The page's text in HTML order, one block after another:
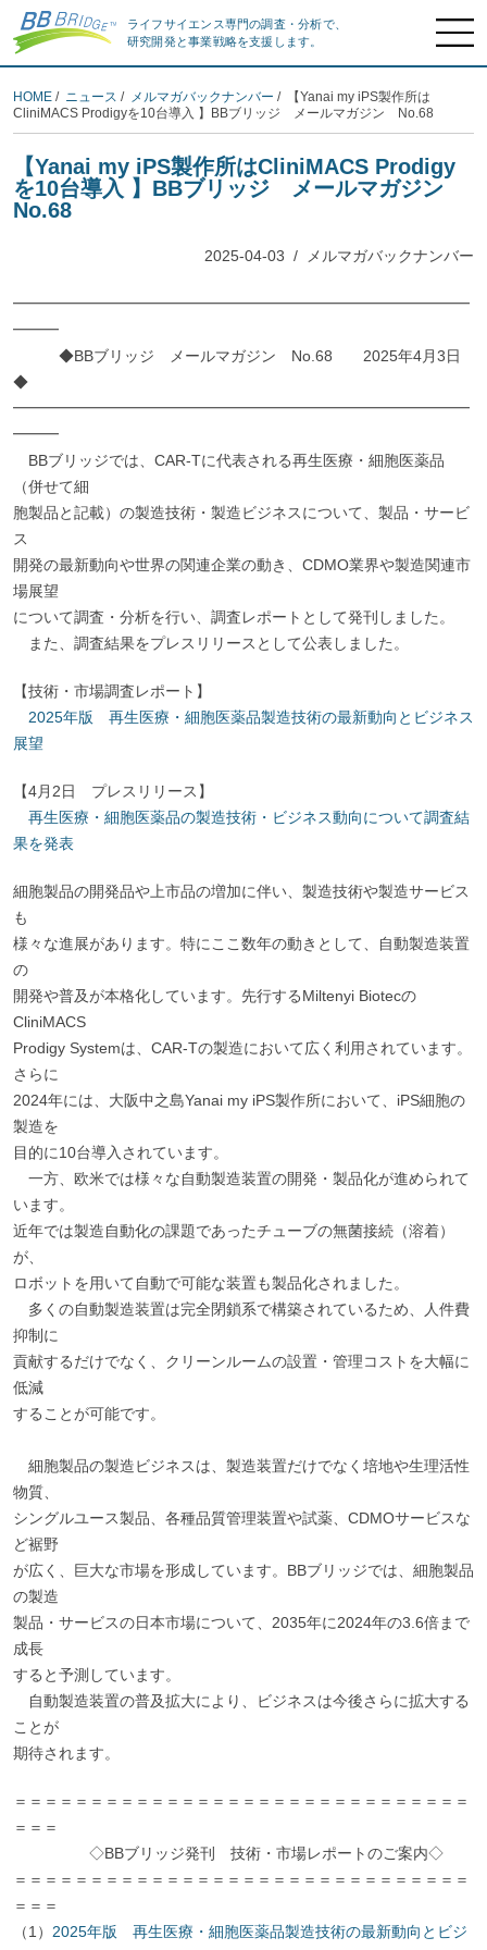
ライフサイエンス専門の調査・分析で、
研究開発と事業戦略を支援します。
HOME / ニュース / メルマガバックナンバー / 【Yanai my iPS製作所は
CliniMACS Prodigyを10台導入 】BBブリッジ メールマガジン No.68
【Yanai my iPS製作所はCliniMACS Prodigy
を10台導入 】BBブリッジ メールマガジン
No.68
2025-04-03 / メルマガバックナンバー
━━━━━━━━━━━━━━━━━━━━━━━━━━━━━━
━━━
◆BBブリッジ メールマガジン No.68 2025年4月3日
◆
━━━━━━━━━━━━━━━━━━━━━━━━━━━━━━
━━━
BBブリッジでは、CAR-Tに代表される再生医療・細胞医薬品
（併せて細
胞製品と記載）の製造技術・製造ビジネスについて、製品・サービ
ス
開発の最新動向や世界の関連企業の動き、CDMO業界や製造関連市
場展望
について調査・分析を行い、調査レポートとして発刊しました。
また、調査結果をプレスリリースとして公表しました。
【技術・市場調査レポート】
2025年版 再生医療・細胞医薬品製造技術の最新動向とビジネス
展望
【4月2日 プレスリリース】
再生医療・細胞医薬品の製造技術・ビジネス動向について調査結
果を発表
細胞製品の開発品や上市品の増加に伴い、製造技術や製造サービス
も
様々な進展があります。特にここ数年の動きとして、自動製造装置
の
開発や普及が本格化しています。先行するMiltenyi Biotecの
CliniMACS
Prodigy Systemは、CAR-Tの製造において広く利用されています。
さらに
2024年には、大阪中之島Yanai my iPS製作所において、iPS細胞の
製造を
目的に10台導入されています。
一方、欧米では様々な自動製造装置の開発・製品化が進められて
います。
近年では製造自動化の課題であったチューブの無菌接続（溶着）
が、
ロボットを用いて自動で可能な装置も製品化されました。
多くの自動製造装置は完全閉鎖系で構築されているため、人件費
抑制に
貢献するだけでなく、クリーンルームの設置・管理コストを大幅に
低減
することが可能です。
細胞製品の製造ビジネスは、製造装置だけでなく培地や生理活性
物質、
シングルユース製品、各種品質管理装置や試薬、CDMOサービスな
ど裾野
が広く、巨大な市場を形成しています。BBブリッジでは、細胞製品
の製造
製品・サービスの日本市場について、2035年に2024年の3.6倍まで
成長
すると予測しています。
自動製造装置の普及拡大により、ビジネスは今後さらに拡大する
ことが
期待されます。
＝＝＝＝＝＝＝＝＝＝＝＝＝＝＝＝＝＝＝＝＝＝＝＝＝＝＝＝＝＝
＝＝＝
◇BBブリッジ発刊 技術・市場レポートのご案内◇
＝＝＝＝＝＝＝＝＝＝＝＝＝＝＝＝＝＝＝＝＝＝＝＝＝＝＝＝＝＝
＝＝＝
（1） 2025年版 再生医療・細胞医薬品製造技術の最新動向とビジ